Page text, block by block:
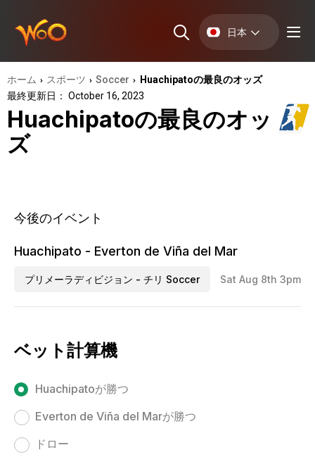
日本
ホーム › スポーツ › Soccer › Huachipatoの最良のオッズ
最終更新日： October 16, 2023
Huachipatoの最良のオッ
ズ
今後のイベント
Huachipato - Everton de Viña del Mar
プリメーラディビジョン - チリ Soccer Sat Aug 8th 3pm
ベット計算機
Huachipatoが勝つ
Everton de Viña del Marが勝つ
ドロー